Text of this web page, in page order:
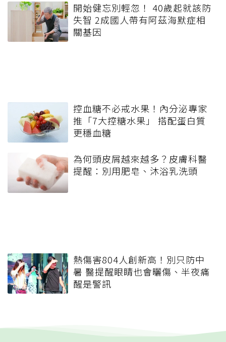
開始健忘別輕忽！ 40歲起就該防
失智 2成國人帶有阿茲海默症相
關基因
控血糖不必戒水果！內分泌專家
推「7大控糖水果」 搭配蛋白質
更穩血糖
為何頭皮屑越來越多？皮膚科醫
提醒：別用肥皂、沐浴乳洗頭
熱傷害804人創新高！別只防中
暑 醫提醒眼睛也會曬傷、半夜痛
醒是警訊